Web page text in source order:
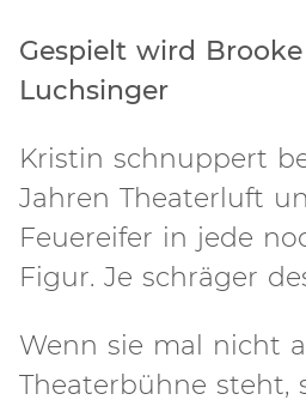
Gespielt wird
Luchsinger
Kristin schnuppert
Jahren Theaterluft
Feuereifer in jede
Figur. Je schräger
Wenn sie mal nicht
Theaterbühne steht,